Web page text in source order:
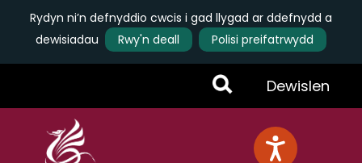
Rydyn ni’n defnyddio cwcis i gad llygad ar ddefnydd a
dewisiadau
Rwy'n deall
Polisi preifatrwydd
Toggle
Menu
Dewislen